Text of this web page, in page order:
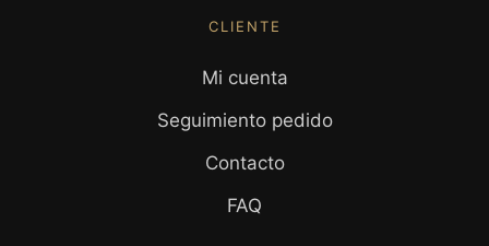
CLIENTE
Mi cuenta
Seguimiento pedido
Contacto
FAQ